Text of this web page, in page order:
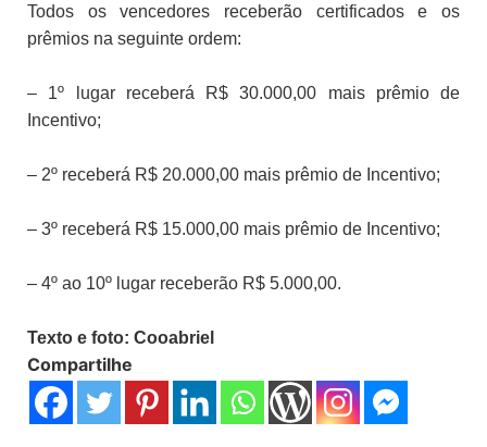
Todos os vencedores receberão certificados e os
prêmios na seguinte ordem:
– 1º lugar receberá R$ 30.000,00 mais prêmio de
Incentivo;
– 2º receberá R$ 20.000,00 mais prêmio de Incentivo;
– 3º receberá R$ 15.000,00 mais prêmio de Incentivo;
– 4º ao 10º lugar receberão R$ 5.000,00.
Texto e foto: Cooabriel
Compartilhe